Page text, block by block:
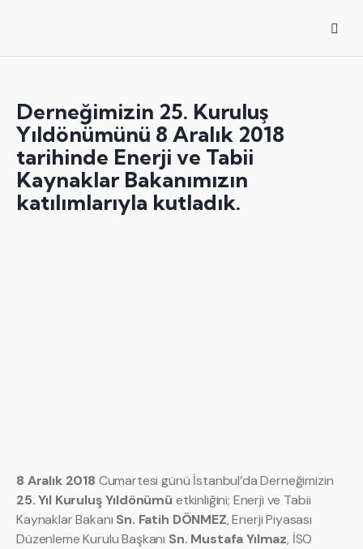
Derneğimizin 25. Kuruluş
Yıldönümünü 8 Aralık 2018
tarihinde Enerji ve Tabii
Kaynaklar Bakanımızın
katılımlarıyla kutladık.
8 Aralık 2018 Cumartesi günü İstanbul’da Derneğimizin
25. Yıl Kuruluş Yıldönümü etkinliğini; Enerji ve Tabii
Kaynaklar Bakanı Sn. Fatih DÖNMEZ, Enerji Piyasası
Düzenleme Kurulu Başkanı Sn. Mustafa Yılmaz, İSO